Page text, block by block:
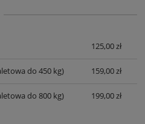
125,00 zł
do 450 kg) 159,00 zł
do 800 kg) 199,00 zł